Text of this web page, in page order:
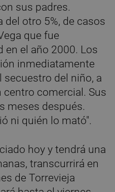
sus padres.
del otro 5%, de casos
que fue
en el año 2000. Los
inmediatamente
del niño, a
centro comercial. Sus
meses después.
ni quién lo mató".
hoy y tendrá una
transcurrirá en
de Torrevieja